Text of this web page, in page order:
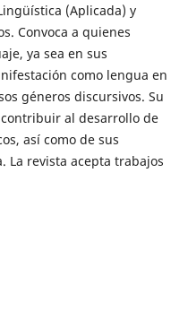
(Aplicada) y
Convoca a quienes
ya sea en sus
como lengua en
géneros discursivos. Su
al desarrollo de
así como de sus
La revista acepta trabajos